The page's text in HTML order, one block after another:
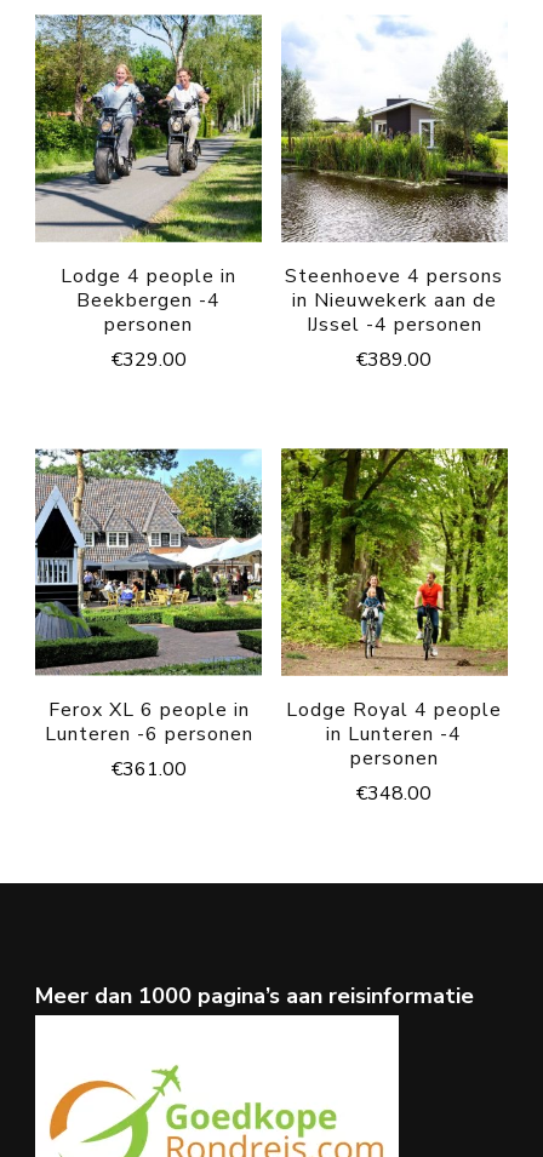
Lodge 4 people in
Beekbergen -4
personen
€329.00
Steenhoeve 4 persons
in Nieuwekerk aan de
IJssel -4 personen
€389.00
Ferox XL 6 people in
Lunteren -6 personen
€361.00
Lodge Royal 4 people
in Lunteren -4
personen
€348.00
Meer dan 1000 pagina’s aan reisinformatie